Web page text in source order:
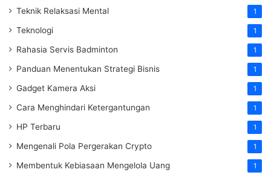
Teknik Relaksasi Mental 1
Teknologi 1
Rahasia Servis Badminton 1
Panduan Menentukan Strategi Bisnis 1
Gadget Kamera Aksi 1
Cara Menghindari Ketergantungan 1
HP Terbaru 1
Mengenali Pola Pergerakan Crypto 1
Membentuk Kebiasaan Mengelola Uang 1